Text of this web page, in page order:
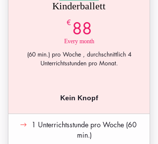
Kinderballett
€ 88
Every month
(60 min.) pro Woche , durchschnittlich 4
Unterrichtsstunden pro Monat.
Kein Knopf
1 Unterrichtsstunde pro Woche (60
min.)